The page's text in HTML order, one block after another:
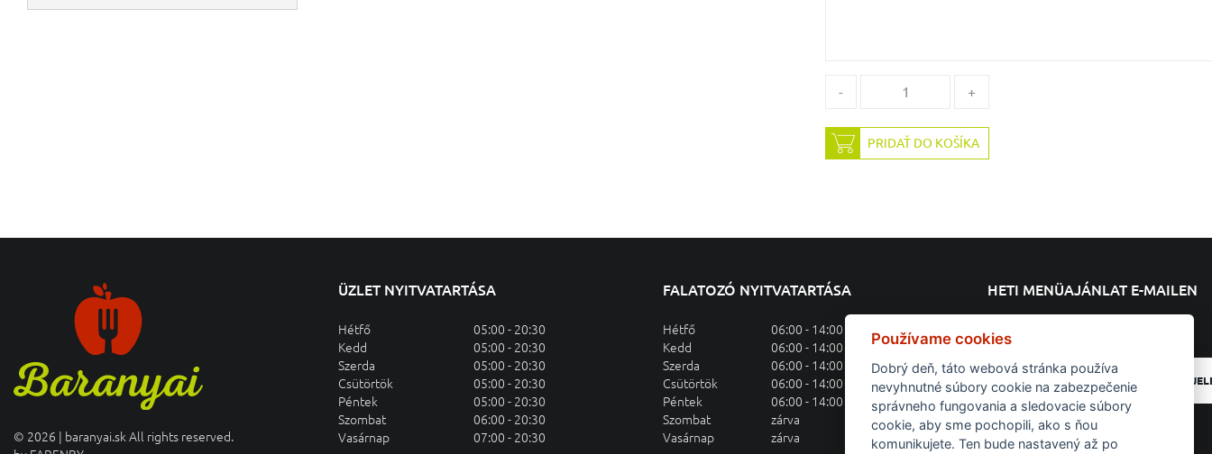
- +
PRIDAŤ DO KOŠÍKA
© 2026 | baranyai.sk All rights reserved.
ÜZLET NYITVATARTÁSA
Hétfő
05:00 - 20:30
Kedd
05:00 - 20:30
Szerda
05:00 - 20:30
Csütörtök
05:00 - 20:30
Péntek
05:00 - 20:30
Szombat
06:00 - 20:30
Vasárnap
07:00 - 20:30
FALATOZÓ NYITVATARTÁSA
Hétfő
06:00 - 14:00
Kedd
06:00 - 14:00
Szerda
06:00 - 14:00
Csütörtök
06:00 - 14:00
Péntek
06:00 - 14:00
Szombat
zárva
Vasárnap
zárva
HETI MENÜAJÁNLAT E-MAILEN
Feliratkozás a heti menüajánlatra
Používame cookies
Dobrý deň, táto webová stránka používa
nevyhnutné súbory cookie na zabezpečenie
správneho fungovania a sledovacie súbory
cookie, aby sme pochopili, ako s ňou
komunikujete. Ten bude nastavený až po